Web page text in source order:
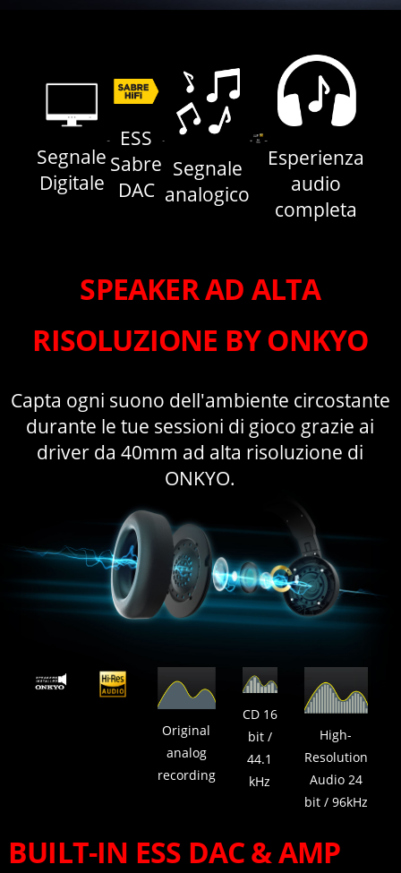
Segnale
Digitale
ESS
Sabre
DAC
Segnale
analogico
Esperienza
audio
completa
SPEAKER AD ALTA
RISOLUZIONE BY ONKYO
Capta ogni suono dell'ambiente circostante
durante le tue sessioni di gioco grazie ai
driver da 40mm ad alta risoluzione di
ONKYO.
Original
analog
recording
CD 16
bit /
44.1
kHz
High-
Resolution
Audio 24
bit / 96kHz
BUILT-IN ESS DAC & AMP